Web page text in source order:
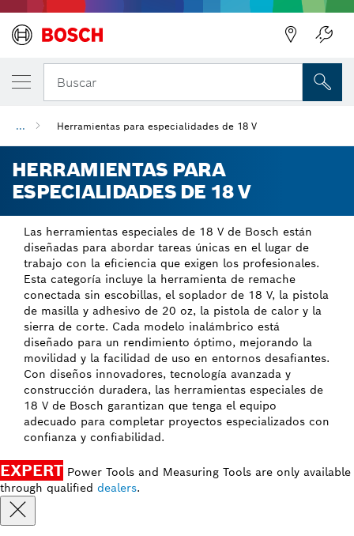
Buscar
... Herramientas para especialidades de 18 V
HERRAMIENTAS PARA
ESPECIALIDADES DE 18 V
Las herramientas especiales de 18 V de Bosch están
diseñadas para abordar tareas únicas en el lugar de
trabajo con la eficiencia que exigen los profesionales.
Esta categoría incluye la herramienta de remache
conectada sin escobillas, el soplador de 18 V, la pistola
de masilla y adhesivo de 20 oz, la pistola de calor y la
sierra de corte. Cada modelo inalámbrico está
diseñado para un rendimiento óptimo, mejorando la
movilidad y la facilidad de uso en entornos desafiantes.
Con diseños innovadores, tecnología avanzada y
construcción duradera, las herramientas especiales de
18 V de Bosch garantizan que tenga el equipo
adecuado para completar proyectos especializados con
confianza y confiabilidad.
EXPERT Power Tools and Measuring Tools are only available
through qualified dealers.